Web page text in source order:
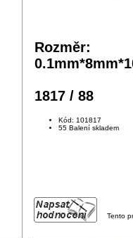
Rozměr:
1817 / 88
Kód: 101817
55 Balení skladem
Tento